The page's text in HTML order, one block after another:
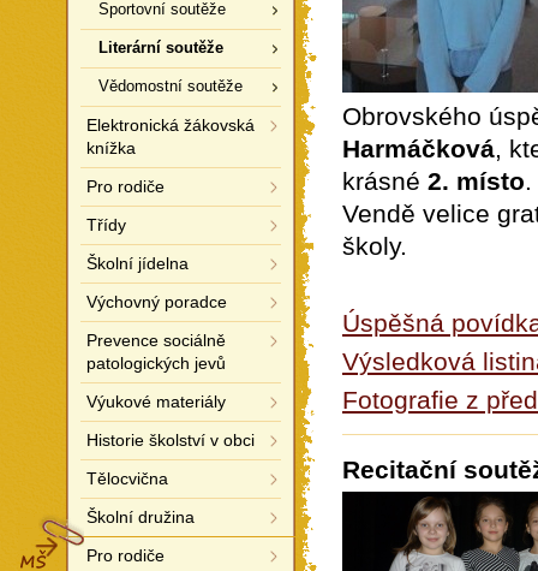
Obrovského
Harmáčková,
krásné 2. místo.
Vendě velice
školy.
Úspěšná
Výsledková
Fotografie z
Recitační
Sportovní soutěže
Literární soutěže
Vědomostní soutěže
Elektronická žákovská
knížka
Pro rodiče
Třídy
Školní jídelna
Výchovný poradce
Prevence sociálně
patologických jevů
Výukové materiály
Historie školství v obci
Tělocvična
Školní družina
MŠ
Pro rodiče